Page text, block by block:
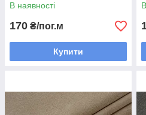
В наявності
170 ₴/пог.м
Купити